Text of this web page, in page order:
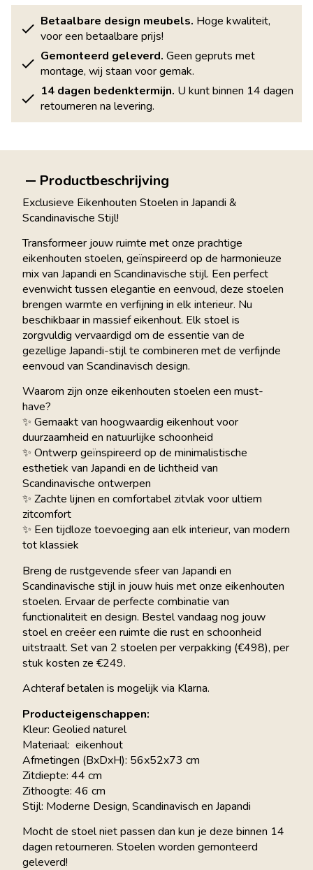
Betaalbare design meubels. Hoge kwaliteit,
voor een betaalbare prijs!
Gemonteerd geleverd. Geen gepruts met
montage, wij staan voor gemak.
14 dagen bedenktermijn. U kunt binnen 14 dagen
retourneren na levering.
Productbeschrijving
Exclusieve Eikenhouten Stoelen in Japandi &
Scandinavische Stijl!
Transformeer jouw ruimte met onze prachtige
eikenhouten stoelen, geïnspireerd op de harmonieuze
mix van Japandi en Scandinavische stijl. Een perfect
evenwicht tussen elegantie en eenvoud, deze stoelen
brengen warmte en verfijning in elk interieur. Nu
beschikbaar in massief eikenhout. Elk stoel is
zorgvuldig vervaardigd om de essentie van de
gezellige Japandi-stijl te combineren met de verfijnde
eenvoud van Scandinavisch design.
Waarom zijn onze eikenhouten stoelen een must-
have?
✨ Gemaakt van hoogwaardig eikenhout voor
duurzaamheid en natuurlijke schoonheid
✨ Ontwerp geïnspireerd op de minimalistische
esthetiek van Japandi en de lichtheid van
Scandinavische ontwerpen
✨ Zachte lijnen en comfortabel zitvlak voor ultiem
zitcomfort
✨ Een tijdloze toevoeging aan elk interieur, van modern
tot klassiek
Breng de rustgevende sfeer van Japandi en
Scandinavische stijl in jouw huis met onze eikenhouten
stoelen. Ervaar de perfecte combinatie van
functionaliteit en design. Bestel vandaag nog jouw
stoel en creëer een ruimte die rust en schoonheid
uitstraalt. Set van 2 stoelen per verpakking (€498), per
stuk kosten ze €249.
Achteraf betalen is mogelijk via Klarna.
Producteigenschappen:
Kleur: Geolied naturel
Materiaal: eikenhout
Afmetingen (BxDxH): 56x52x73 cm
Zitdiepte: 44 cm
Zithoogte: 46 cm
Stijl: Moderne Design, Scandinavisch en Japandi
Mocht de stoel niet passen dan kun je deze binnen 14
dagen retourneren. Stoelen worden gemonteerd
geleverd!